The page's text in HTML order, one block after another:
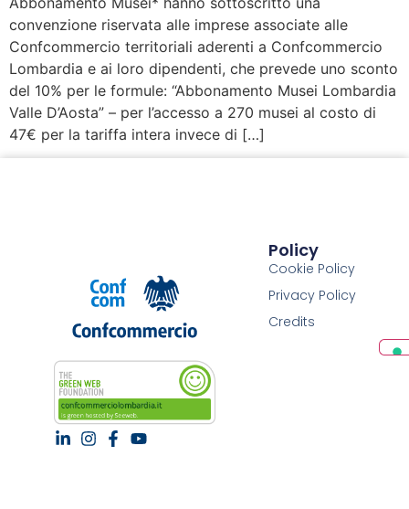
convenzione riservata alle imprese associate alle
Confcommercio territoriali aderenti a Confcommercio
Lombardia e ai loro dipendenti, che prevede uno sconto
del 10% per le formule: “Abbonamento Musei Lombardia
Valle D’Aosta” – per l’accesso a 270 musei al costo di
47€ per la tariffa intera invece di […]
Policy
Cookie Policy
Privacy Policy
Credits